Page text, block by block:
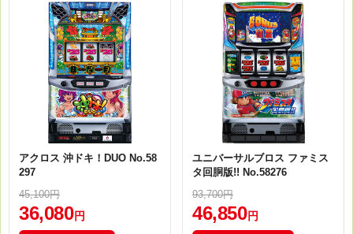
アクロス 沖ドキ！DUO No.58
297
45,100円
36,080 円
ユニバーサルブロス ファミス
タ回胴版!! No.58276
93,700円
46,850 円